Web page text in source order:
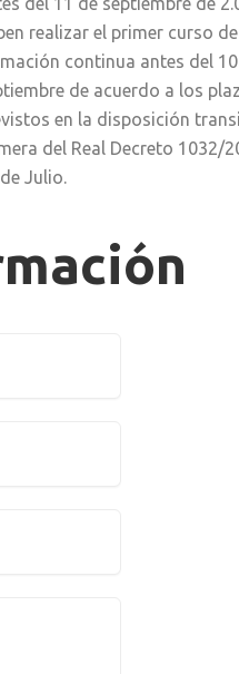
realizar el primer curso de
continua antes del
de acuerdo a los
en la disposición
del Real Decreto 1032/
Julio.